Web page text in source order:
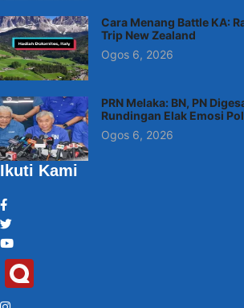
Cara Menang Battle KA:
Trip New Zealand
Ogos 6, 2026
PRN Melaka: BN, PN
Rundingan Elak Emosi
Ogos 6, 2026
Ikuti Kami